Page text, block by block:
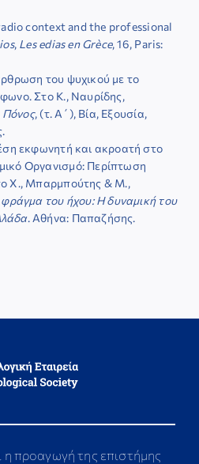
context and the professional
, Les edias en Grèce, 16, Paris:
του ψυχικού με το
Στο Κ., Ναυρίδης,
Πόνος, (τ. Α΄), Βία, Εξουσία,
εκφωνητή και ακροατή στο
Οργανισμό: Περίπτωση
Χ., Μπαρμπούτης & Μ.,
φράγμα του ήχου: Η δυναμική του
. Αθήνα: Παπαζήσης.
η προαγωγή της επιστήμης